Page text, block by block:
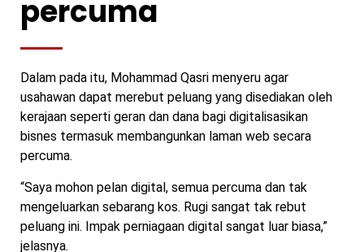
percuma
Dalam pada itu, Mohammad Qasri menyeru agar
usahawan dapat merebut peluang yang disediakan oleh
kerajaan seperti geran dan dana bagi digitalisasikan
bisnes termasuk membangunkan laman web secara
percuma.
“Saya mohon pelan digital, semua percuma dan tak
mengeluarkan sebarang kos. Rugi sangat tak rebut
peluang ini. Impak perniagaan digital sangat luar biasa,”
jelasnya.